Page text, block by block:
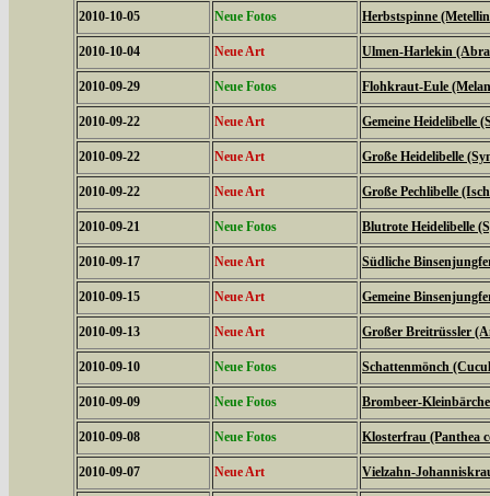
2010-10-05 Neue Fotos Herbstspinne
2010-10-04 Neue Art Ulmen-Harlekin
2010-09-29 Neue Fotos Flohkraut-Eule
2010-09-22 Neue Art Gemeine Heidelibelle
2010-09-22 Neue Art Große Heidelibelle
2010-09-22 Neue Art Große Pechlibelle
2010-09-21 Neue Fotos Blutrote Heidelibelle
2010-09-17 Neue Art Südliche
2010-09-15 Neue Art Gemeine
2010-09-13 Neue Art Großer Breitrüssler
2010-09-10 Neue Fotos Schattenmönch
2010-09-09 Neue Fotos Brombeer-
2010-09-08 Neue Fotos Klosterfrau (Panthea
2010-09-07 Neue Art Vielzahn-